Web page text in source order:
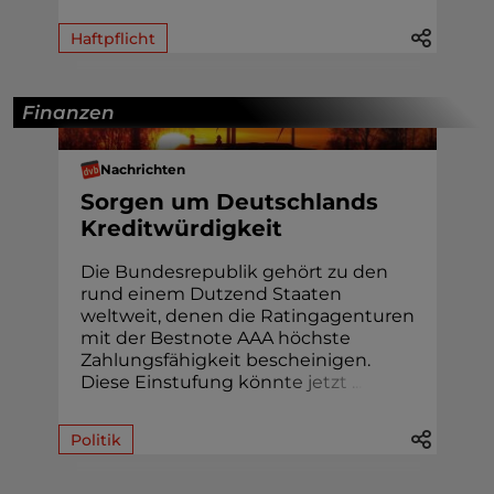
Haftpflicht
Finanzen
Nachrichten
Sorgen um Deutschlands
Kreditwürdigkeit
Die Bundesrepublik gehört zu den
rund einem Dutzend Staaten
weltweit, denen die Ratingagenturen
mit der Bestnote AAA höchste
Zahlungsfähigkeit bescheinigen.
Diese Einstufung könnte jetzt
Politik